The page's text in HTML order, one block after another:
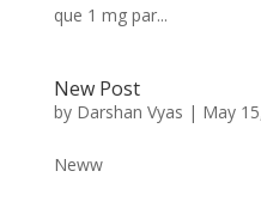
que 1 mg par...
New Post
by Darshan Vyas | May
Neww